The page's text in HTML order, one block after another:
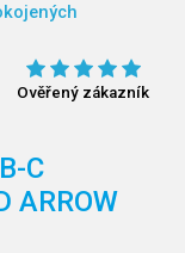
Ověřený zákazník
C
ARROW